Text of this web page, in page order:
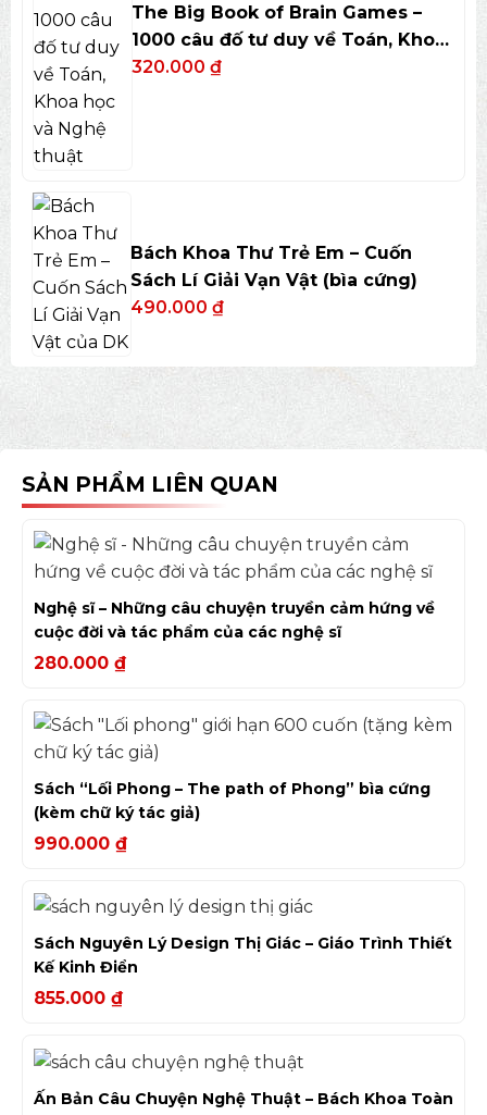
The Big Book of Brain Games –
1000 câu đố tư duy về Toán, Khoa
học và Nghệ thuật
320.000 ₫
Bách Khoa Thư Trẻ Em – Cuốn
Sách Lí Giải Vạn Vật (bìa cứng)
490.000 ₫
SẢN PHẨM LIÊN QUAN
Nghệ sĩ – Những câu chuyện truyền cảm hứng về
cuộc đời và tác phẩm của các nghệ sĩ
280.000 ₫
Sách “Lối Phong – The path of Phong” bìa cứng
(kèm chữ ký tác giả)
990.000 ₫
Sách Nguyên Lý Design Thị Giác – Giáo Trình Thiết
Kế Kinh Điển
855.000 ₫
Ấn Bản Câu Chuyện Nghệ Thuật – Bách Khoa Toàn